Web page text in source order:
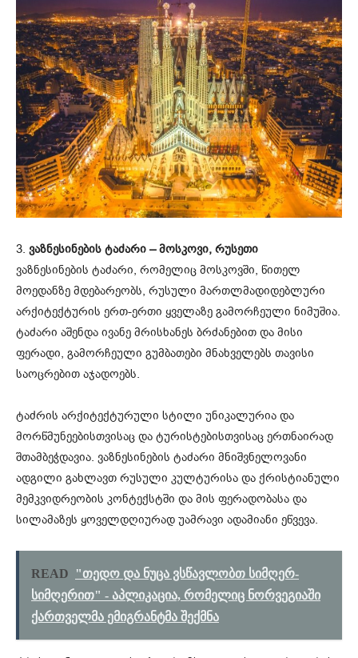
3. ვაზნესინების ტაძარი – მოსკოვი, რუსეთი
ვაზნესინების ტაძარი, რომელიც მოსკოვში, წითელ
მოედანზე მდებარეობს, რუსული მართლმადიდებლური
არქიტექტურის ერთ-ერთი ყველაზე გამორჩეული ნიმუშია.
ტაძარი აშენდა ივანე მრისხანეს ბრძანებით და მისი
ფერადი, გამორჩეული გუმბათები მნახველებს თავისი
საოცრებით აჯადოებს.
ტაძრის არქიტექტურული სტილი უნიკალურია და
მორწმუნეებისთვისაც და ტურისტებისთვისაც ერთნაირად
შთამბეჭდავია. ვაზნესინების ტაძარი მნიშვნელოვანი
ადგილი გახლავთ რუსული კულტურისა და ქრისტიანული
მემკვიდრეობის კონტექსტში და მის ფერადობასა და
სილამაზეს ყოველდღიურად უამრავი ადამიანი ეწვევა.
READ
"თედო და ნუცა ვსწავლობთ სიმღერ-
სიმღერით" - აპლიკაცია, რომელიც ნორვეგიაში
ქართველმა ემიგრანტმა შექმნა